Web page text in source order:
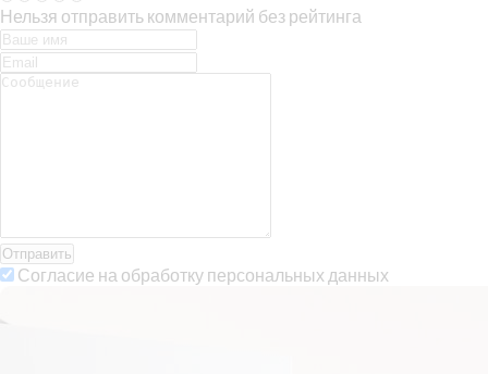
Нельзя отправить комментарий без рейтинга
Отправить
Согласие на обработку персональных данных